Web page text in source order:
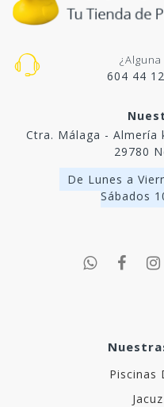
604 44
Ctra. Málaga - Almería
29780
De Lunes a
Sábados
Piscinas